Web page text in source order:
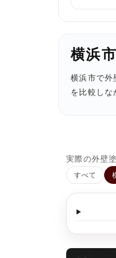
横浜
横浜市で外
を比較しな
実際の外壁
すべて